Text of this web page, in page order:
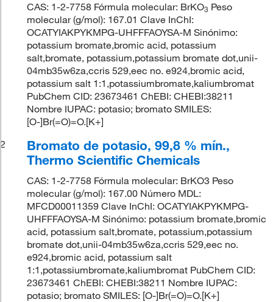
CAS: 1-2-7758 Fórmula molecular: BrKO3 Peso
molecular (g/mol): 167.01 Clave InChI:
OCATYIAKPYKMPG-UHFFFAOYSA-M Sinónimo:
potassium bromate,bromic acid, potassium
salt,bromate, potassium,potassium bromate dot,unii-
04mb35w6za,ccris 529,eec no. e924,bromic acid,
potassium salt 1:1,potassiumbromate,kaliumbromat
PubChem CID: 23673461 ChEBI: CHEBI:38211
Nombre IUPAC: potasio; bromato SMILES:
[O-]Br(=O)=O.[K+]
2
Bromato de potasio, 99,8 % mín.,
Thermo Scientific Chemicals
CAS: 1-2-7758 Fórmula molecular: BrKO3 Peso
molecular (g/mol): 167.00 Número MDL:
MFCD00011359 Clave InChI: OCATYIAKPYKMPG-
UHFFFAOYSA-M Sinónimo: potassium bromate,bromic
acid, potassium salt,bromate, potassium,potassium
bromate dot,unii-04mb35w6za,ccris 529,eec no.
e924,bromic acid, potassium salt
1:1,potassiumbromate,kaliumbromat PubChem CID:
23673461 ChEBI: CHEBI:38211 Nombre IUPAC:
potasio; bromato SMILES: [O-]Br(=O)=O.[K+]